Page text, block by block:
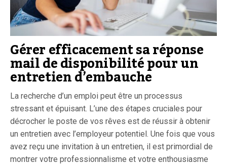
Gérer efficacement sa réponse
mail de disponibilité pour un
entretien d’embauche
La recherche d’un emploi peut être un processus
stressant et épuisant. L’une des étapes cruciales pour
décrocher le poste de vos rêves est de réussir à obtenir
un entretien avec l’employeur potentiel. Une fois que vous
avez reçu une invitation à un entretien, il est primordial de
montrer votre professionnalisme et votre enthousiasme